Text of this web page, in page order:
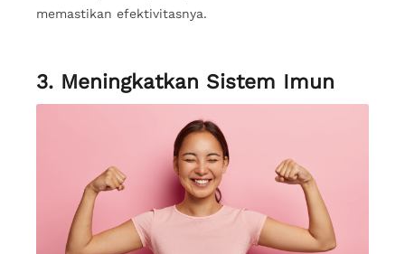
memastikan efektivitasnya.
3. Meningkatkan Sistem Imun